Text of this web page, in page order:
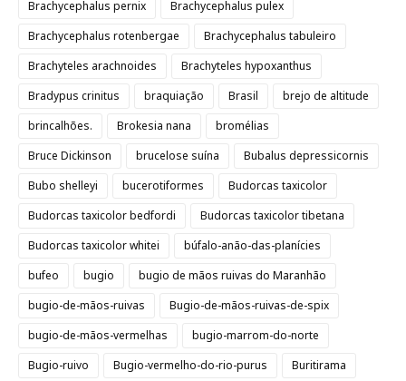
Brachycephalus pernix
Brachycephalus pulex
Brachycephalus rotenbergae
Brachycephalus tabuleiro
Brachyteles arachnoides
Brachyteles hypoxanthus
Bradypus crinitus
braquiação Brasil
brejo de altitude
brincalhões.
Brokesia nana
bromélias
Bruce Dickinson
brucelose suína
Bubalus depressicornis
Bubo shelleyi
bucerotiformes
Budorcas taxicolor
Budorcas taxicolor bedfordi
Budorcas taxicolor tibetana
Budorcas taxicolor whitei
búfalo-anão-das-planícies
bufeo
bugio
bugio de mãos ruivas do Maranhão
bugio-de-mãos-ruivas
Bugio-de-mãos-ruivas-de-spix
bugio-de-mãos-vermelhas
bugio-marrom-do-norte
Bugio-ruivo
Bugio-vermelho-do-rio-purus
Buritirama